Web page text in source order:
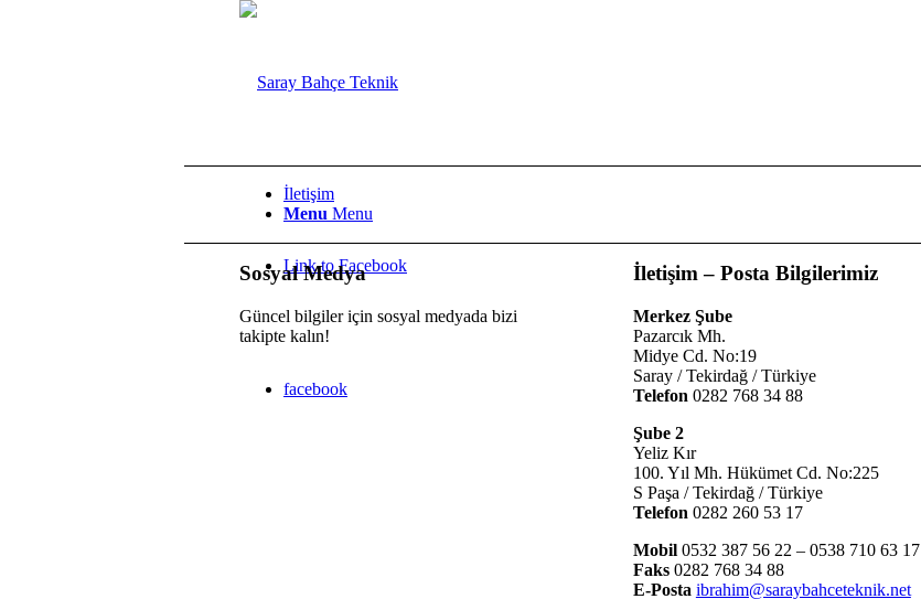
Link to Facebook
İletişim
Menu Menu
Sosyal Medya
Güncel bilgiler için sosyal medyada bizi
takipte kalın!
facebook
İletişim – Posta Bilgilerimiz
Merkez Şube
Pazarcık Mh.
Midye Cd. No:19
Saray / Tekirdağ / Türkiye
Telefon 0282 768 34 88
Şube 2
Yeliz Kır
100. Yıl Mh. Hükümet Cd. No:225
S Paşa / Tekirdağ / Türkiye
Telefon 0282 260 53 17
Mobil0532 387 56 22 – 0538 710 63 17
Faks0282 768 34 88
E-Posta ibrahim@saraybahceteknik.net